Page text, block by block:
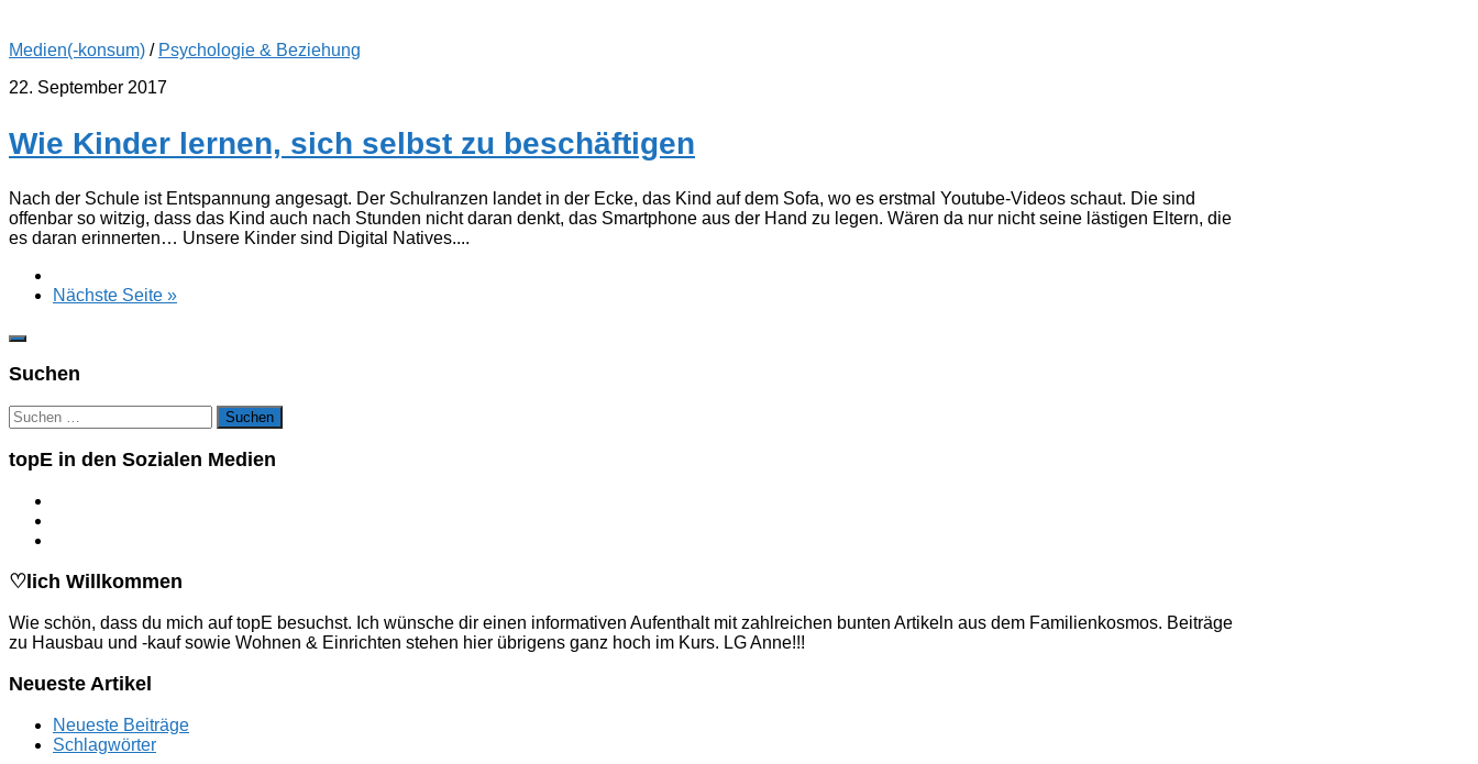
Medien(-konsum) / Psychologie & Beziehung
22. September 2017
Wie Kinder lernen, sich selbst zu beschäftigen
Nach der Schule ist Entspannung angesagt. Der Schulranzen landet in der Ecke, das Kind auf dem Sofa, wo es erstmal Youtube-Videos schaut. Die sind
offenbar so witzig, dass das Kind auch nach Stunden nicht daran denkt, das Smartphone aus der Hand zu legen. Wären da nur nicht seine lästigen Eltern, die
es daran erinnerten… Unsere Kinder sind Digital Natives....
Nächste Seite »
Suchen
Suchen
nach:
topE in den Sozialen Medien
♡lich Willkommen
Wie schön, dass du mich auf topE besuchst. Ich wünsche dir einen informativen Aufenthalt mit zahlreichen bunten Artikeln aus dem Familienkosmos. Beiträge
zu Hausbau und -kauf sowie Wohnen & Einrichten stehen hier übrigens ganz hoch im Kurs. LG Anne!!!
Neueste Artikel
Neueste Beiträge
Schlagwörter